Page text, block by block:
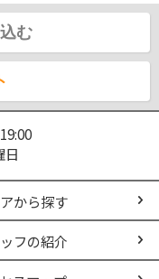
む
日
から探す
フの紹介